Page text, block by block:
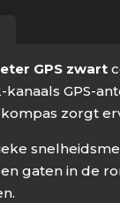
GPS zwart
GPS-
zorgt
gaten in de